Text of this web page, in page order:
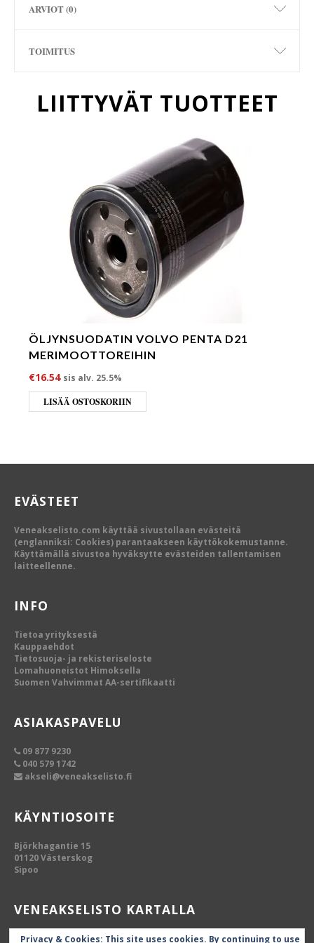
ARVIOT (0)
TOIMITUS
LIITTYVÄT TUOTTEET
ÖLJYNSUODATIN VOLVO PENTA D21
MERIMOOTTOREIHIN
€16.54 sis alv. 25.5%
LISÄÄ OSTOSKORIIN
EVÄSTEET
Veneakselisto.com käyttää sivustollaan evästeitä
(englanniksi: Cookies) parantaakseen käyttökokemustanne.
Käyttämällä sivustoa hyväksytte evästeiden tallentamisen
laitteellenne.
INFO
Tietoa yrityksestä
Kauppaehdot
Tietosuoja- ja rekisteriseloste
Lomahuoneistot Himoksella
Suomen Vahvimmat AA-sertifikaatti
ASIAKASPAVELU
09 877 9230
040 579 1742
akseli@veneakselisto.fi
KÄYNTIOSOITE
Björkhagantie 15
01120 Västerskog
Sipoo
VENEAKSELISTO KARTALLA
Privacy & Cookies: This site uses cookies. By continuing to use